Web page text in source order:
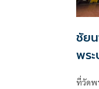
ชัยน
พร
ธา
ที่วัดพ